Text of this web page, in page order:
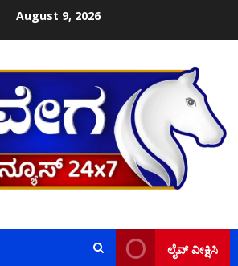
August 9, 2026
ಲೈವ್ ವೀಕ್ಷಿಸಿ